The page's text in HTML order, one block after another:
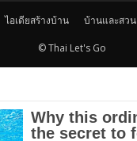
ไอเดียสร้างบ้าน บ้านและสวน
© Thai Let's Go